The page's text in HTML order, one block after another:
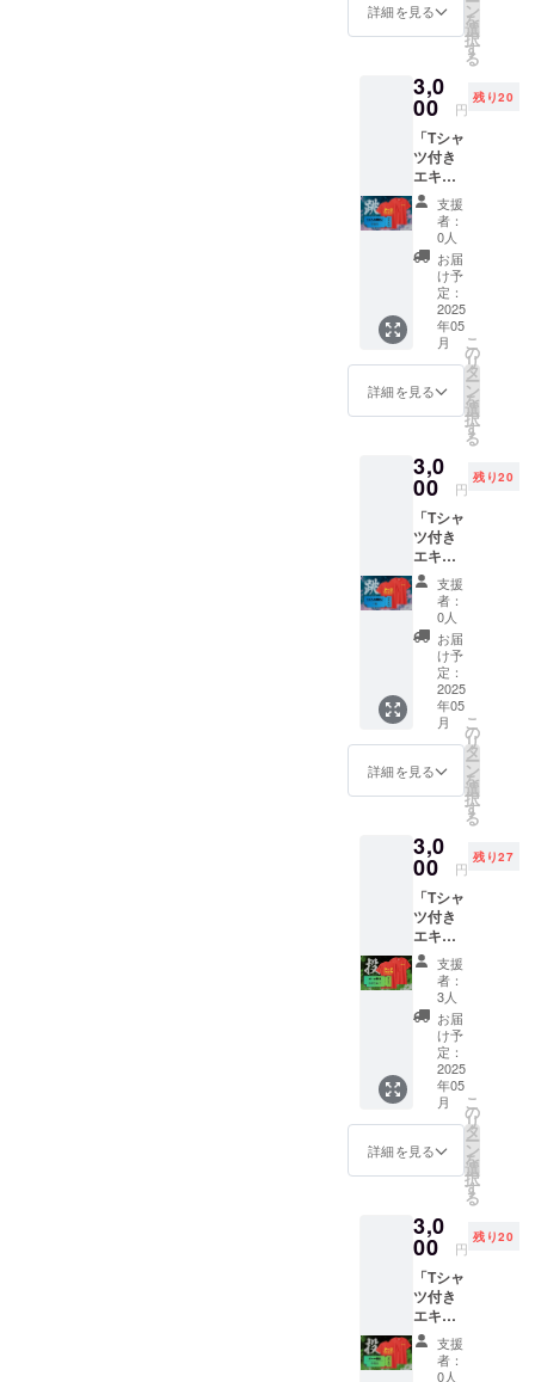
連絡方
法：詳
で連絡
しま
す。 ●T
シャツ
(当日受
付時の
現地受
け取り
を基本
とさせ
ていた
だきま
す。)
くださ
様の交
通費や
滞在
費：支
援者様
の交通
費や滞
在費は
各自で
ご負担
くださ
い。
＊
支援者
様との
法：詳
細は
しま
す。 ●T
シャツ
(当日受
付時の
現地受
け取り
を基本
とさせ
ていた
だきま
す。)
日）
14:30頃
場所：
観音寺
市総合
運動公
園 陸上
競技場
＊
参加者
は競技
開始の
30分前
には現
地に到
着し受
付を済
ませて
くださ
様の交
通費や
滞在
費：支
援者様
の交通
費や滞
在費は
各自で
ご負担
くださ
い。
＊
支援者
様との
法：詳
細は
しま
す。 ●T
シャツ
(当日受
付時の
現地受
け取り
を基本
とさせ
ていた
だきま
す。)
サンク
スメー
ル
キシビ
ジョン
ゲーム
「う
どん大
縄跳
び」参
加権(当
日受付
をお願
いしま
す。)
日
時：
2025年
5月18日
（曜
13:30頃
ト
場所：
観音寺
市総合
運動公
園 陸上
競技場
＊
参加者
は競技
開始の
30分前
には現
地に到
着し受
付を済
ませて
支援者
様の交
通費や
滞在
費：支
援者様
の交通
費や滞
在費は
各自で
ご負担
くださ
い。
＊
支援者
連絡方
法：詳
で連絡
しま
す。 ●T
シャツ
(当日受
付時の
現地受
け取り
詳細を見る ン
を
選
択
す
る
3,0
00 円
残り20
「Tシャ
ツ付き
エキシ
ビジョ
ンゲー
ム参加
チケッ
ト：う
どん大
縄跳び
(中高生
の部)」
●サンク
スメー
ル
●5/18エ
ジョン
ゲーム
「う
どん大
縄跳
び」参
加権(当
日受付
をお願
いしま
す。)
日
時：
2025年
5月18日
（曜
日）
13:30頃
場所：
観音寺
市総合
運動公
園 陸上
競技場
＊
参加者
は競技
開始の
30分前
には現
地に到
着し受
付を済
ませて
くださ
様の交
通費や
滞在
費：支
援者様
の交通
費や滞
在費は
支援
者：
0人
お届
け予
定：
2025
年05
月
詳細を見る
こ
の
リ
タ
ー
ン
を
選
択
す
る
3,0
00 円
残り20
「Tシャ
ツ付き
エキシ
ビジョ
ンゲー
ム参加
チケッ
ト：う
どん大
縄跳び
(一般の
部)」 ●
サンク
スメー
ル
●5/18エ
ジョン
ゲーム
「う
どん大
縄跳
び」参
加権(当
日受付
をお願
いしま
す。)
日
時：
2025年
5月18日
（曜
日）
13:30頃
場所：
観音寺
市総合
運動公
園 陸上
競技場
＊
参加者
は競技
支援
者：
0人
お届
け予
定：
2025
年05
月
詳細を見る
こ
の
リ
タ
ー
ン
を
選
択
す
る
3,0
00 円
残り27
「Tシャ
ツ付き
エキシ
ビジョ
ンゲー
ム参加
チケッ
ト：
ボール
競技(小
学生以
下の
部)」 ●
サンク
スメー
ル
キシビ
ジョン
ゲーム
「ボー
ル競
技」参
加権(当
日受付
支援
者：
3人
お届
け予
定：
2025
年05
月
詳細を見る
こ
の
リ
タ
ー
ン
を
選
択
す
る
3,0
00 円
残り20
「Tシャ
ツ付き
エキシ
ビジョ
ンゲー
ム参加
支援
者：
0人